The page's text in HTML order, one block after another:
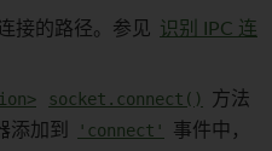
接的路径。参见 识别 IPC 连
socket.connect()
方法
添加到
'connect'
事件中，